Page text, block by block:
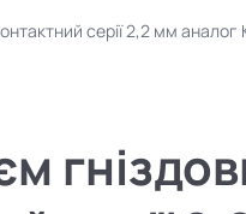
серії 2,2 мм аналог